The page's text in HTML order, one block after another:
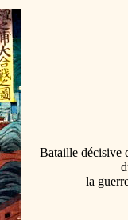
Bataille décisive
la